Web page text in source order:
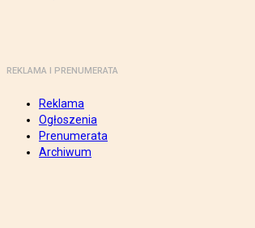
REKLAMA I PRENUMERATA
Reklama
Ogłoszenia
Prenumerata
Archiwum